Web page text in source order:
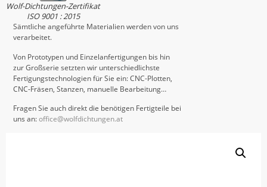
Wolf-Dichtungen-Zertifikat
ISO 9001 : 2015
Sämtliche angeführte Materialien werden von uns
verarbeitet.
Von Prototypen und Einzelanfertigungen bis hin
zur Großserie setzten wir unterschiedlichste
Fertigungstechnologien für Sie ein: CNC-Plotten,
CNC-Fräsen, Stanzen, manuelle Bearbeitung…
Fragen Sie auch direkt die benötigen Fertigteile bei
uns an:office@wolfdichtungen.at